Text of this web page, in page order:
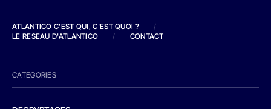
ATLANTICO C'EST QUI, C'EST QUOI ?
/
LE RESEAU D'ATLANTICO
/ CONTACT
CATEGORIES